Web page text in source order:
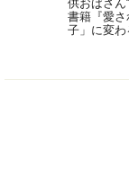
供おばさん
書籍『愛
子」に変わ